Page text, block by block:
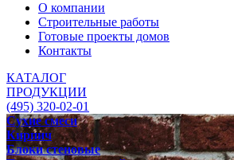
О компании
Строительные работы
Готовые проекты домов
Контакты
КАТАЛОГ
ПРОДУКЦИИ
(495) 320-02-01
Сухие смеси
Кирпич
Блоки стеновые